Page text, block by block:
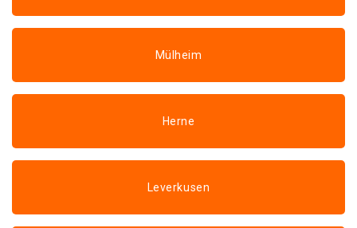
Mülheim
Herne
Leverkusen